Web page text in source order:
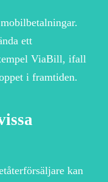
ett
ViaBill, ifall
i framtiden.
kan